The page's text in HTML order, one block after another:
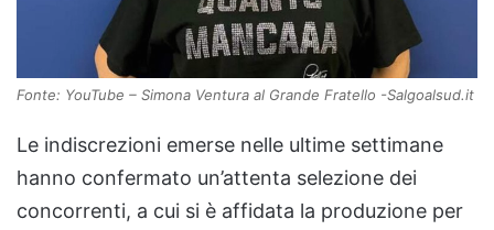
Fonte: YouTube – Simona Ventura al Grande Fratello -Salgoalsud.it
Le indiscrezioni emerse nelle ultime settimane
hanno confermato un’attenta selezione dei
concorrenti, a cui si è affidata la produzione per